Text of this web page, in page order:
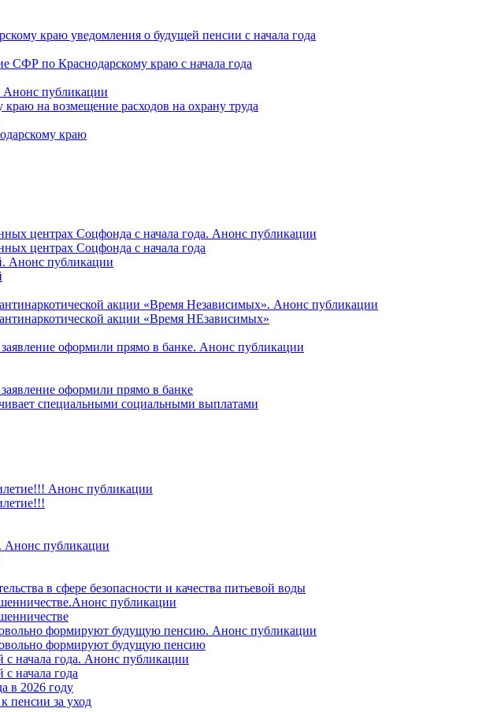
краю уведомления о будущей пенсии с начала года
СФР по Краснодарскому краю с начала года
Анонс публикации
на возмещение расходов на охрану труда
краю
центрах Соцфонда с начала года. Анонс публикации
центрах Соцфонда с начала года
Анонс публикации
акции «Время Независимых». Анонс публикации
акции «Время НЕзависимых»
оформили прямо в банке. Анонс публикации
оформили прямо в банке
специальными социальными выплатами
Анонс публикации
Анонс публикации
в сфере безопасности и качества питьевой воды
публикации
формируют будущую пенсию. Анонс публикации
формируют будущую пенсию
с начала года. Анонс публикации
начала года
в 2026 году
пенсии за уход